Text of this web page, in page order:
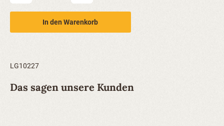
In den Warenkorb
LG10227
Das sagen unsere Kunden